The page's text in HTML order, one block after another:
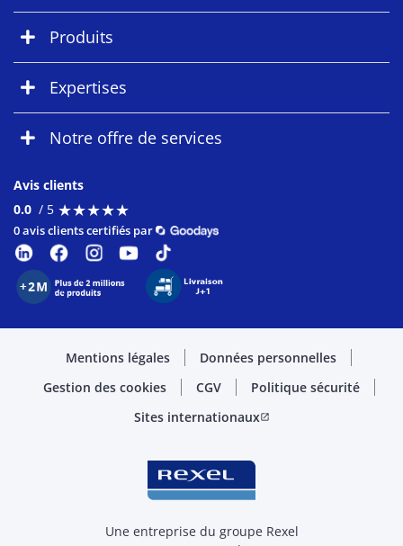
Produits
Expertises
Notre offre de services
Avis clients
0.0 / 5 ★★★★★
★★★★★
0 avis clients certifiés par
Mentions légales
Données personnelles
Gestion des cookies
CGV
Politique sécurité
Sites internationauxopen_in_new
Une entreprise du groupe Rexel